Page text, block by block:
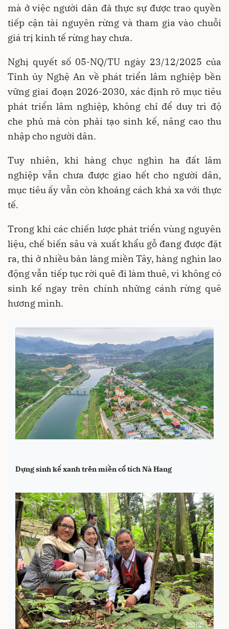
mà ở việc người dân đã thực sự được trao quyền
tiếp cận tài nguyên rừng và tham gia vào chuỗi
giá trị kinh tế rừng hay chưa.
Nghị quyết số 05-NQ/TU ngày 23/12/2025 của
Tỉnh ủy Nghệ An về phát triển lâm nghiệp bền
vững giai đoạn 2026-2030, xác định rõ mục tiêu
phát triển lâm nghiệp, không chỉ để duy trì độ
che phủ mà còn phải tạo sinh kế, nâng cao thu
nhập cho người dân.
Tuy nhiên, khi hàng chục nghìn ha đất lâm
nghiệp vẫn chưa được giao hết cho người dân,
mục tiêu ấy vẫn còn khoảng cách khá xa với thực
tế.
Trong khi các chiến lược phát triển vùng nguyên
liệu, chế biến sâu và xuất khẩu gỗ đang được đặt
ra, thì ở nhiều bản làng miền Tây, hàng nghìn lao
động vẫn tiếp tục rời quê đi làm thuê, vì không có
sinh kế ngay trên chính những cánh rừng quê
hương mình.
Dựng sinh kế xanh trên miền cổ tích Nà Hang